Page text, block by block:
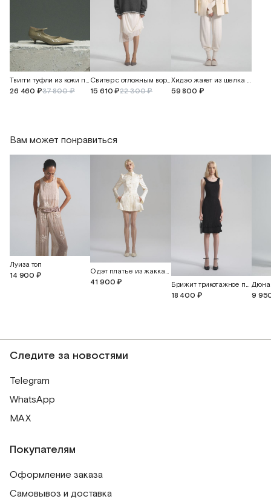
Твигги туфли из кожи питона
26 460 ₽37 800 ₽
Свитер с отложным воротником
15 610 ₽22 300 ₽
Хидэо жакет из шелка и кашемира
59 800 ₽
Вам может понравиться
Луиза топ
14 900 ₽
Одэт платье из жаккардового шелка с бабочками
41 900 ₽
Брижит трикотажное платье миди
18 400 ₽
9
Следите за новостями
Telegram
WhatsApp
MAX
Покупателям
Оформление заказа
Самовывоз и доставка